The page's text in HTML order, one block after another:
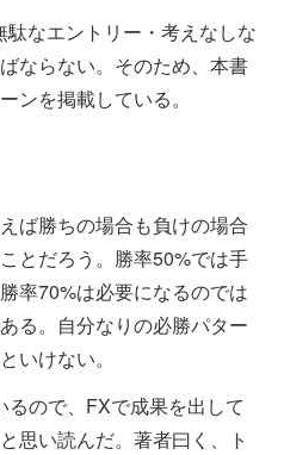
なエントリー・考えなしな
ならない。そのため、本書
ンを掲載している。
ば勝ちの場合も負けの場合
とだろう。勝率50%では手
率70%は必要になるのでは
る。自分なりの必勝パター
いけない。
ので、FXで成果を出して
思い読んだ。著者曰く、ト